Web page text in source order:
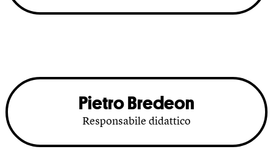
Pietro Bredeon
Responsabile didattico